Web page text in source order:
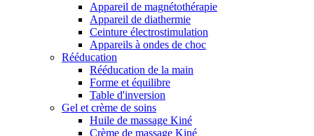
Appareil de magnétothérapie
Appareil de diathermie
Ceinture électrostimulation
Appareils à ondes de choc
Rééducation
Rééducation de la main
Forme et équilibre
Table d'inversion
Gel et crème de soins
Huile de massage Kiné
Crème de massage Kiné